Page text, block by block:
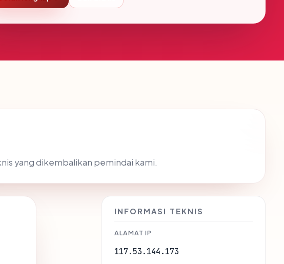
yang dikembalikan pemindai kami.
INFORMASI TEKNIS
ALAMAT IP
117.53.144.173